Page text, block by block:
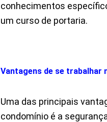
conhecimentos
um curso de portaria.
Vantagens de se trabalhar
Uma das principais
condomínio é a